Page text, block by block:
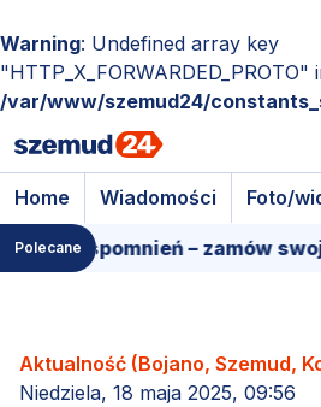
Warning: Undefined array key
"HTTP_X_FORWARDED_PROTO"
/var/www/szemud24/
Home Wiadomości Foto/
Polecane
kopię! 15 marca -
Aktualność (Bojano, Szemud,
Łebno, Dobrzewino, Donimierz,
Niedziela, 18 maja 2025, 09:56